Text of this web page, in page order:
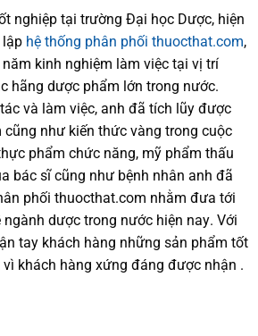
nghiệp tại trường Đại học Dược, hiện
lập hệ thống phân phối thuocthat.com,
năm kinh nghiệm làm việc tại vị trí
hãng dược phẩm lớn trong nước.
và làm việc, anh đã tích lũy được
cũng như kiến thức vàng trong cuộc
phẩm chức năng, mỹ phẩm thấu
bác sĩcũng như bệnh nhân anh đã
phối thuocthat.com nhằm đưa tới
dược trong nước hiện nay. Với
tay khách hàng những sản phẩm tốt
khách hàng xứng đáng được nhận .